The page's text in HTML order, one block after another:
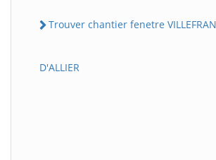
Trouver chantier fenetre
D'ALLIER